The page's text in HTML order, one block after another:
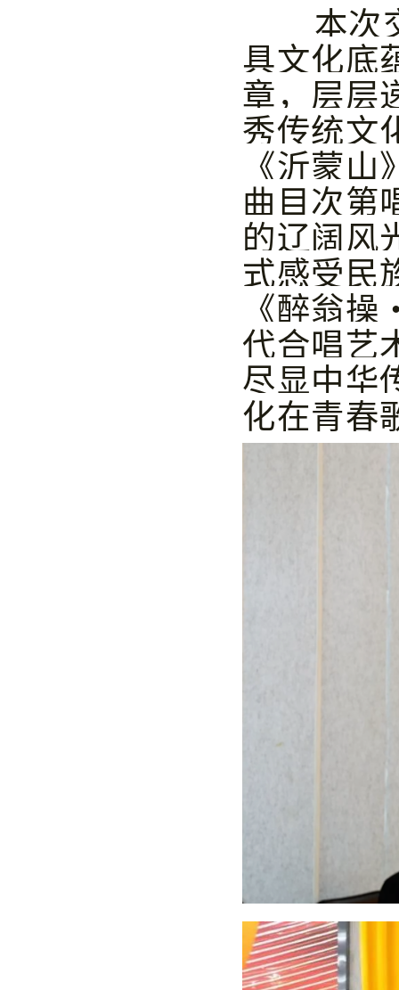
本次
具文化底
章，层层
秀传统文
《沂蒙
曲目次第
的辽阔风
式感受民
《醉翁
代合唱艺
尽显中华
化在青春